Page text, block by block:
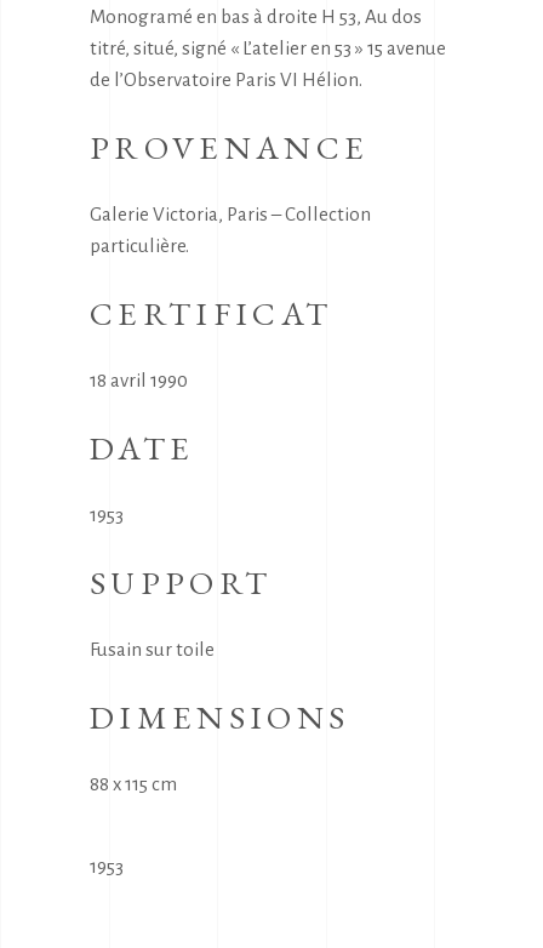
Monogramé en bas à droite H 53, Au dos
titré, situé, signé « L’atelier en 53 » 15 avenue
de l’Observatoire Paris VI Hélion.
PROVENANCE
Galerie Victoria, Paris – Collection
particulière.
CERTIFICAT
18 avril 1990
DATE
1953
SUPPORT
Fusain sur toile
DIMENSIONS
88 x 115 cm
1953